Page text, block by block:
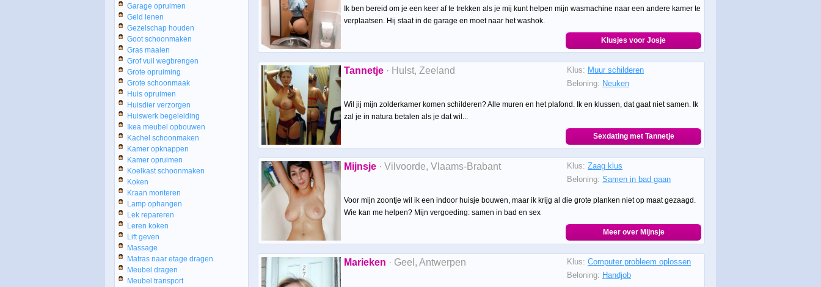
Garage opruimen
Geld lenen
Gezelschap houden
Goot schoonmaken
Gras maaien
Grof vuil wegbrengen
Grote opruiming
Grote schoonmaak
Huis opruimen
Huisdier verzorgen
Huiswerk begeleiding
Ikea meubel opbouwen
Kachel schoonmaken
Kamer opknappen
Kamer opruimen
Koelkast schoonmaken
Koken
Kraan monteren
Lamp ophangen
Lek repareren
Leren koken
Lift geven
Massage
Matras naar etage dragen
Meubel dragen
Meubel transport
Ik ben bereid om je een keer af te trekken als je mij kunt helpen mijn wasmachine naar een andere kamer te
verplaatsen. Hij staat in de garage en moet naar het washok.
Klusjes voor Josje
Tannetje · Hulst, Zeeland Klus: Muur schilderen
Beloning: Neuken
Wil jij mijn zolderkamer komen schilderen? Alle muren en het plafond. Ik en klussen, dat gaat niet samen. Ik
zal je in natura betalen als je dat wil...
Sexdating met Tannetje
Mijnsje · Vilvoorde, Vlaams-Brabant Klus: Zaag klus
Beloning: Samen in bad gaan
Voor mijn zoontje wil ik een indoor huisje bouwen, maar ik krijg al die grote planken niet op maat gezaagd.
Wie kan me helpen? Mijn vergoeding: samen in bad en sex
Meer over Mijnsje
Marieken · Geel, Antwerpen Klus: Computer probleem oplossen
Beloning: Handjob